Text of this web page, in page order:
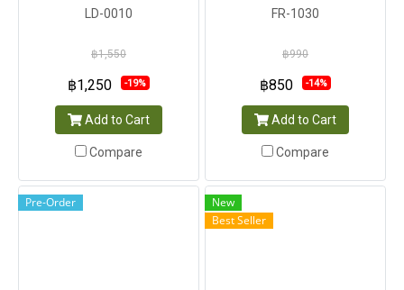
LD-0010
฿1,550
฿1,250 -19%
Add to Cart
Compare
FR-1030
฿990
฿850 -14%
Add to Cart
Compare
Pre-Order
New
Best Seller